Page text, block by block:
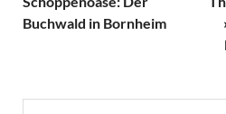
Buchwald in Bornheim